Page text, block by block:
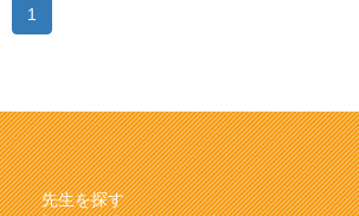
1
先生を探す